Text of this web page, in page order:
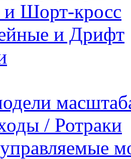
и Шорт-кросс
и Дрифт
/ Ротраки